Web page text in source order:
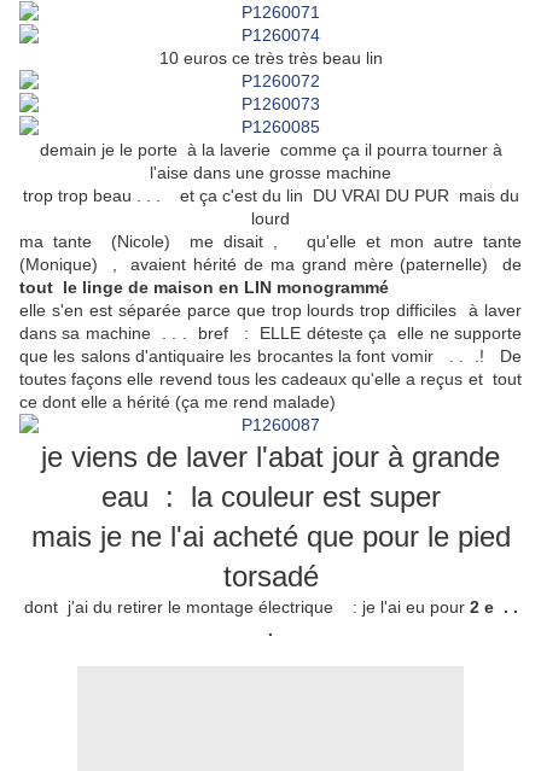
10 euros ce très très beau lin
demain je le porte à la laverie comme ça il pourra tourner à
l'aise dans une grosse machine
trop trop beau . . . et ça c'est du lin DU VRAI DU PUR mais du
lourd
ma tante (Nicole) me disait , qu'elle et mon autre tante
(Monique) , avaient hérité de ma grand mère (paternelle) de
tout le linge de maison en LIN monogrammé
elle s'en est séparée parce que trop lourds trop difficiles à laver
dans sa machine . . . bref : ELLE déteste ça elle ne supporte
que les salons d'antiquaire les brocantes la font vomir . . .! De
toutes façons elle revend tous les cadeaux qu'elle a reçus et tout
ce dont elle a hérité (ça me rend malade)
je viens de laver l'abat jour à grande
eau : la couleur est super
mais je ne l'ai acheté que pour le pied
torsadé
dont j'ai du retirer le montage électrique : je l'ai eu pour2 e . .
.